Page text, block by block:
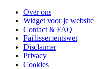
Over ons
Widget voor je website
Contact & FAQ
Faillissementswet
Disclaimer
Privacy
Cookies